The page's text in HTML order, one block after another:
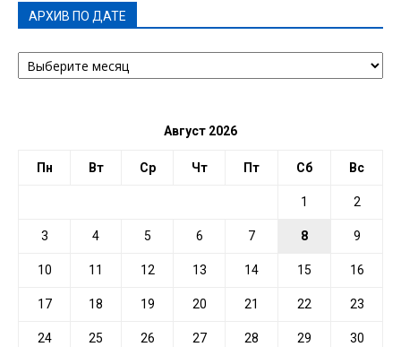
АРХИВ ПО ДАТЕ
АРХИВ
ПО
Август 2026
Пн Вт Ср Чт Пт Сб Вс
1 2
3 4 5 6 7 8 9
10 11 12 13 14 15 16
17 18 19 20 21 22 23
24 25 26 27 28 29 30